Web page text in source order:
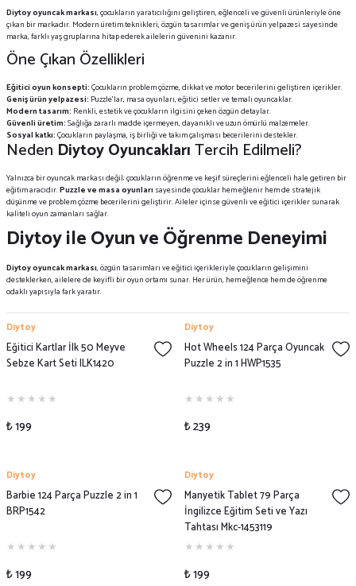
Diytoy oyuncak markası, çocukların yaratıcılığını geliştiren, eğlenceli ve güvenli ürünleriyle öne
çıkan bir markadır. Modern üretim teknikleri, özgün tasarımlar ve geniş ürün yelpazesi sayesinde
marka, farklı yaş gruplarına hitap ederek ailelerin güvenini kazanır.
Öne Çıkan Özellikleri
Eğitici oyun konsepti:Çocukların problem çözme, dikkat ve motor becerilerini geliştiren içerikler.
Geniş ürün yelpazesi: Puzzle’lar, masa oyunları, eğitici setler ve temalı oyuncaklar.
Modern tasarım: Renkli, estetik ve çocukların ilgisini çeken özgün detaylar.
Güvenli üretim:Sağlığa zararlı madde içermeyen, dayanıklı ve uzun ömürlü malzemeler.
Sosyal katkı:Çocukların paylaşma, iş birliği ve takım çalışması becerilerini destekler.
Neden Diytoy OyuncaklarıTercih Edilmeli?
Yalnızca bir oyuncak markası değil; çocukların öğrenme ve keşif süreçlerini eğlenceli hale getiren bir
eğitim aracıdır.Puzzle ve masa oyunları sayesinde çocuklar hem eğlenir hem de stratejik
düşünme ve problem çözme becerilerini geliştirir. Aileler içinse güvenli ve eğitici içerikler sunarak
kaliteli oyun zamanları sağlar.
Diytoy ile Oyun ve Öğrenme Deneyimi
Diytoy oyuncak markası, özgün tasarımları ve eğitici içerikleriyle çocukların gelişimini
desteklerken, ailelere de keyifli bir oyun ortamı sunar. Her ürün, hem eğlence hem de öğrenme
odaklı yapısıyla fark yaratır.
Diytoy
Eğitici Kartlar İlk 50 Meyve
Sebze Kart Seti ILK1420
₺ 199
Diytoy
Hot Wheels 124 Parça Oyuncak
Puzzle 2 in 1 HWP1535
₺ 239
Diytoy
Barbie 124 Parça Puzzle 2 in 1
BRP1542
₺ 199
Diytoy
Manyetik Tablet 79 Parça
İngilizce Eğitim Seti ve Yazı
Tahtası Mkc-1453119
₺ 199